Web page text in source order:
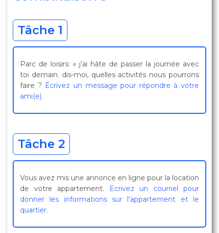
Tâche 1
Parc de loisirs: « j’ai hâte de passer la journée avec
toi demain. dis-moi, quelles activités nous pourrons
faire ? Écrivez un message pour répondre à votre
ami(e).
Tâche 2
Vous avez mis une annonce en ligne pour la location
de votre appartement.
Ecrivez un courriel pour
donner les informations sur l’appartement et le
quartier.